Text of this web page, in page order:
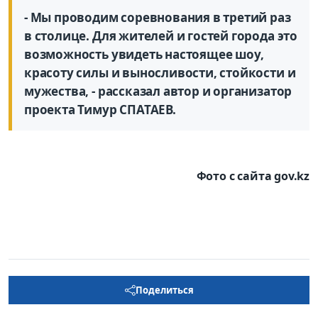
- Мы проводим соревнования в третий раз
в столице. Для жителей и гостей города это
возможность увидеть настоящее шоу,
красоту силы и выносливости, стойкости и
мужества, - рассказал автор и организатор
проекта Тимур СПАТАЕВ.
Фото с сайта gov.kz
Поделиться